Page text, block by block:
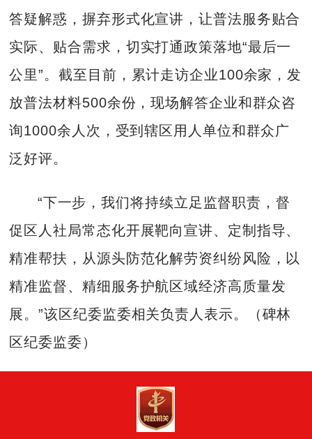
答疑解惑，摒弃形式化宣讲，让普法服务贴合
实际、贴合需求，切实打通政策落地“最后一
公里”。截至目前，累计走访企业100余家，发
放普法材料500余份，现场解答企业和群众咨
询1000余人次，受到辖区用人单位和群众广
泛好评。
“下一步，我们将持续立足监督职责，督
促区人社局常态化开展靶向宣讲、定制指导、
精准帮扶，从源头防范化解劳资纠纷风险，以
精准监督、精细服务护航区域经济高质量发
展。”该区纪委监委相关负责人表示。（碑林
区纪委监委）